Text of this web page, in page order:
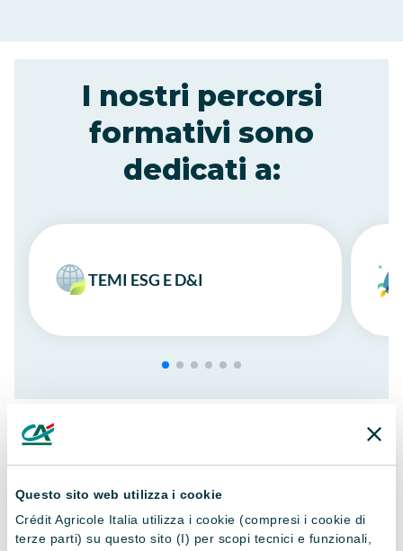
Questo sito web utilizza i cookie
Crédit Agricole Italia utilizza i cookie (compresi i cookie di
terze parti) su questo sito (I) per scopi tecnici e funzionali,
I nostri percorsi
formativi sono
dedicati a:
TEMI ESG E D&I
Le opportunità di
formazione e
apprendimento in